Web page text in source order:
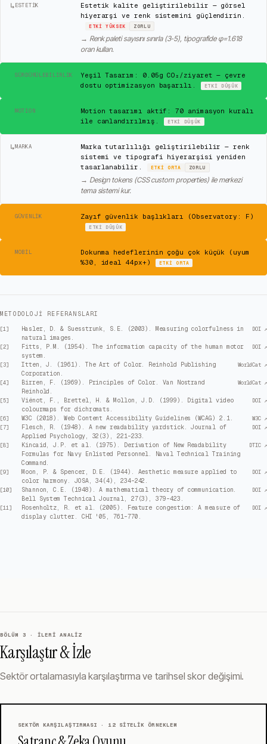
↳ESTETIK
Estetik kalite geliştirilebilir — görsel
hiyerarşi ve renk sistemini güçlendirin.
ETKIYÜKSEK ZORLU
→ Renk paleti sayısını sınırla (3-5), tipografide φ=1.618
oran kullan.
SÜRDÜRÜLEBILIRLIK
Yeşil Tasarım: 0.05g CO₂/ziyaret — çevre
dostu optimizasyon başarılı.
ETKI DÜŞÜK
MOTION
Motion tasarımı aktif: 70 animasyon kuralı
ile canlandırılmış.
ETKI DÜŞÜK
↳MARKA
Marka tutarlılığı geliştirilebilir — renk
sistemi ve tipografi hiyerarşisi yeniden
tasarlanabilir.
ETKIORTA ZORLU
→ Design tokens (CSS custom properties) ile merkezi
tema sistemi kur.
GÜVENLIK Zayıf güvenlik başlıkları (Observatory: F)
ETKI DÜŞÜK
MOBIL
Dokunma hedeflerinin çoğu çok küçük (uyum
%30, ideal 44px+)
ETKI ORTA
METODOLOJI REFERANSLARI
[1]
Hasler, D. & Suesstrunk, S.E. (2003). Measuring colorfulness in
natural images.
DOI ↗
[2]
Fitts, P.M. (1954). The information capacity of the human motor
system.
DOI ↗
[3]
Itten, J. (1961). The Art of Color. Reinhold Publishing
Corporation.
WorldCat ↗
[4]
Birren, F. (1969). Principles of Color. Van Nostrand
Reinhold.
WorldCat ↗
[5]
Viénot, F., Brettel, H. & Mollon, J.D. (1999). Digital video
colourmaps for dichromats.
DOI ↗
[6] W3C (2018). Web Content Accessibility Guidelines (WCAG) 2.1.
W3C ↗
[7]
Flesch, R. (1948). A new readability yardstick. Journal of
Applied Psychology, 32(3), 221–233.
DOI ↗
[8]
Kincaid, J.P. et al. (1975). Derivation of New Readability
Formulas for Navy Enlisted Personnel. Naval Technical Training
Command.
DTIC ↗
[9]
Moon, P. & Spencer, D.E. (1944). Aesthetic measure applied to
color harmony. JOSA, 34(4), 234–242.
DOI ↗
[10]
Shannon, C.E. (1948). A mathematical theory of communication.
Bell System Technical Journal, 27(3), 379–423.
DOI ↗
[11]
Rosenholtz, R. et al. (2005). Feature congestion: A measure of
display clutter. CHI '05, 761–770.
DOI ↗
BÖLÜM 3 · İLERI ANALIZ
Karşılaştır & İzle
Sektör ortalamasıyla karşılaştırma ve tarihsel skor değişimi.
SEKTÖR KARŞILAŞTIRMASI · 12SITELIK ÖRNEKLEM